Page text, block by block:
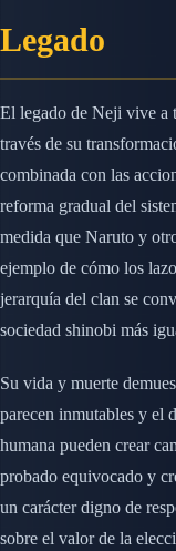
Legado
El legado de Neji vive a
través de su
combinada con las
reforma gradual del
medida que Naruto y
ejemplo de cómo los
jerarquía del clan se
sociedad shinobi más
Su vida y muerte
parecen inmutables y el
humana pueden crear
probado equivocado y
un carácter digno de
sobre el valor de la